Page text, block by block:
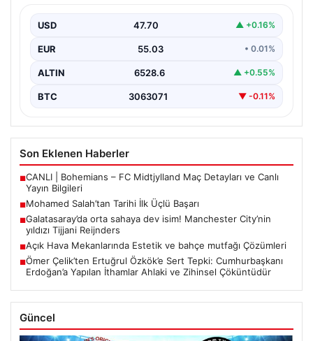
konutların en değerli bölümlerinden bir tanesi gelmiştir.
Bahçeyle…
USD 47.70 ▲ +0.16%
EUR 55.03 • 0.01%
ALTIN 6528.6 ▲ +0.55%
BTC 3063071 ▼ -0.11%
Son Eklenen Haberler
■CANLI | Bohemians – FC Midtjylland Maç Detayları ve Canlı
Yayın Bilgileri
■Mohamed Salah’tan Tarihi İlk Üçlü Başarı
■Galatasaray’da orta sahaya dev isim! Manchester City’nin
yıldızı Tijjani Reijnders
■Açık Hava Mekanlarında Estetik ve bahçe mutfağı Çözümleri
■Ömer Çelik’ten Ertuğrul Özkök’e Sert Tepki: Cumhurbaşkanı
Erdoğan’a Yapılan İthamlar Ahlaki ve Zihinsel Çöküntüdür
Güncel